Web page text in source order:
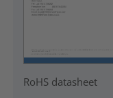
RoHS datasheet